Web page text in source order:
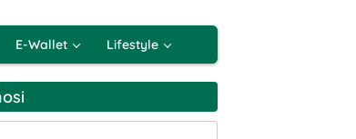
E-Wallet Lifestyle